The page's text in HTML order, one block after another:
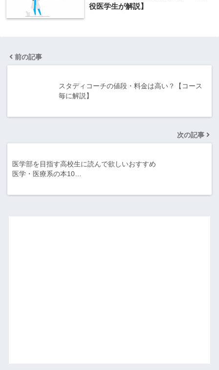
役医学生が解説】
前の記事
スタディコーチの値段・料金は高い？【コース
毎に解説】
次の記事
医学部を目指す高校生に読んで欲しいおすすめ
医学・医療系の本10…